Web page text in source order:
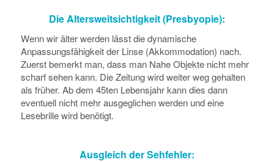
Die Altersweitsichtigkeit (Presbyopie):
Wenn wir älter werden lässt die dynamische
Anpassungsfähigkeit der Linse (Akkommodation) nach.
Zuerst bemerkt man, dass man Nahe Objekte nicht mehr
scharf sehen kann. Die Zeitung wird weiter weg gehalten
als früher. Ab dem 45ten Lebensjahr kann dies dann
eventuell nicht mehr ausgeglichen werden und eine
Lesebrille wird benötigt.
Ausgleich der Sehfehler: